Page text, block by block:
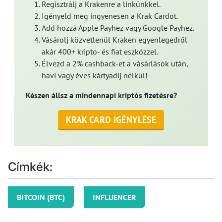
Regisztrálj a Krakenre a linkünkkel.
Igényeld meg ingyenesen a Krak Cardot.
Add hozzá Apple Payhez vagy Google Payhez.
Vásárolj közvetlenül Kraken egyenlegedről
akár 400+ kripto- és fiat eszközzel.
Élvezd a 2% cashback-et a vásárlások után,
havi vagy éves kártyadíj nélkül!
Készen állsz a mindennapi kriptós fizetésre?
KRAK CARD IGÉNYLÉSE
Címkék:
BITCOIN (BTC) INFLUENCER